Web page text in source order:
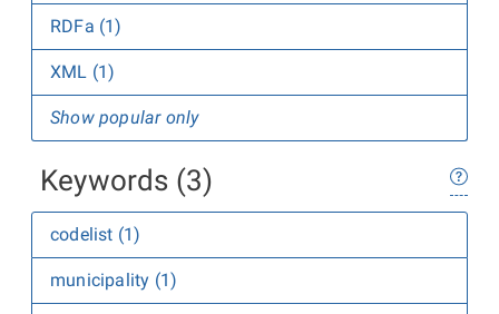
RDFa (1)
XML (1)
Show popular only
Keywords (3)
codelist (1)
municipality (1)